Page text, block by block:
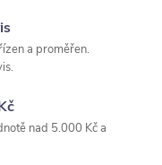
a proměřen.
nad 5.000 Kč a